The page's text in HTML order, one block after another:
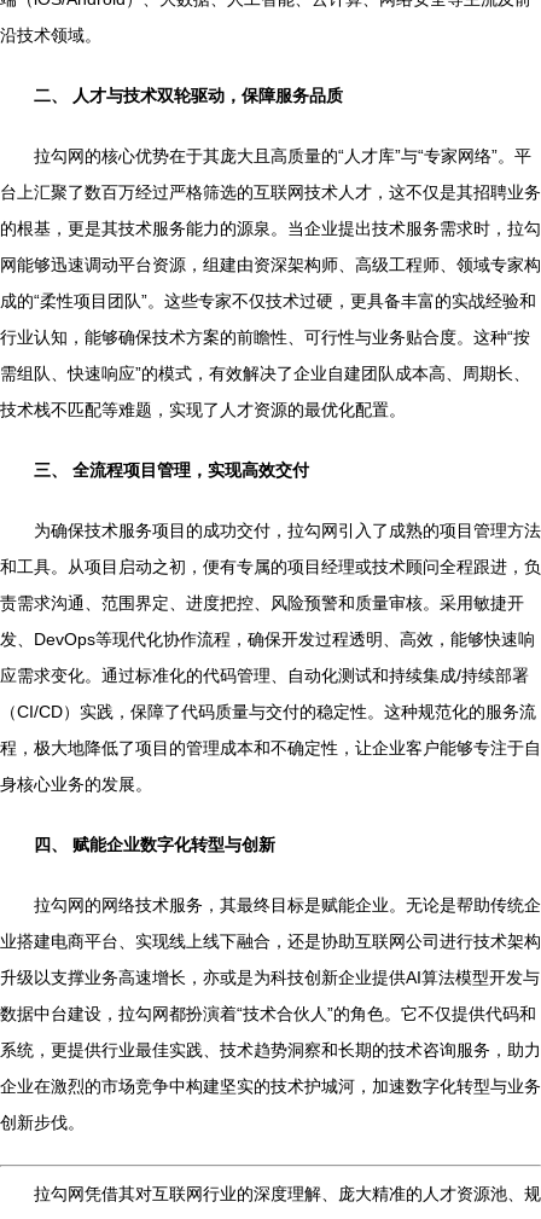
沿技术领域。
二、 人才与技术双轮驱动，保障服务品质
拉勾网的核心优势在于其庞大且高质量的“人才库”与“专家网络”。平
台上汇聚了数百万经过严格筛选的互联网技术人才，这不仅是其招聘业务
的根基，更是其技术服务能力的源泉。当企业提出技术服务需求时，拉勾
网能够迅速调动平台资源，组建由资深架构师、高级工程师、领域专家构
成的“柔性项目团队”。这些专家不仅技术过硬，更具备丰富的实战经验和
行业认知，能够确保技术方案的前瞻性、可行性与业务贴合度。这种“按
需组队、快速响应”的模式，有效解决了企业自建团队成本高、周期长、
技术栈不匹配等难题，实现了人才资源的最优化配置。
三、 全流程项目管理，实现高效交付
为确保技术服务项目的成功交付，拉勾网引入了成熟的项目管理方法
和工具。从项目启动之初，便有专属的项目经理或技术顾问全程跟进，负
责需求沟通、范围界定、进度把控、风险预警和质量审核。采用敏捷开
发、DevOps等现代化协作流程，确保开发过程透明、高效，能够快速响
应需求变化。通过标准化的代码管理、自动化测试和持续集成/持续部署
（CI/CD）实践，保障了代码质量与交付的稳定性。这种规范化的服务流
程，极大地降低了项目的管理成本和不确定性，让企业客户能够专注于自
身核心业务的发展。
四、 赋能企业数字化转型与创新
拉勾网的网络技术服务，其最终目标是赋能企业。无论是帮助传统企
业搭建电商平台、实现线上线下融合，还是协助互联网公司进行技术架构
升级以支撑业务高速增长，亦或是为科技创新企业提供AI算法模型开发与
数据中台建设，拉勾网都扮演着“技术合伙人”的角色。它不仅提供代码和
系统，更提供行业最佳实践、技术趋势洞察和长期的技术咨询服务，助力
企业在激烈的市场竞争中构建坚实的技术护城河，加速数字化转型与业务
创新步伐。
拉勾网凭借其对互联网行业的深度理解、庞大精准的人才资源池、规